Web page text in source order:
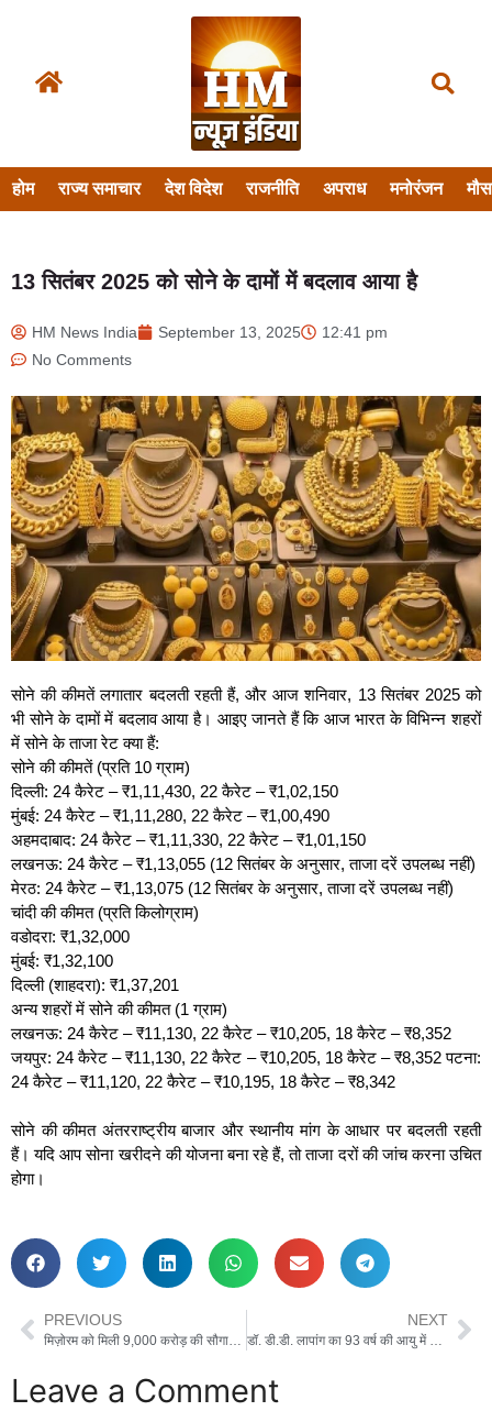
होम राज्य समाचार देश विदेश राजनीति अपराध मनोरंजन
13 सितंबर 2025 को सोने के दामों में बदलाव आया है
HM News India September 13, 2025
12:41 pm
No Comments
सोने की कीमतें लगातार बदलती रहती हैं, और आज शनिवार, 13 सितंबर 2025 को
भी सोने के दामों में बदलाव आया है। आइए जानते हैं कि आज भारत के विभिन्न शहरों
में सोने के ताजा रेट क्या हैं:
सोने की कीमतें (प्रति 10 ग्राम)
दिल्ली: 24 कैरेट – ₹1,11,430, 22 कैरेट – ₹1,02,150
मुंबई: 24 कैरेट – ₹1,11,280, 22 कैरेट – ₹1,00,490
अहमदाबाद: 24 कैरेट – ₹1,11,330, 22 कैरेट – ₹1,01,150
लखनऊ: 24 कैरेट – ₹1,13,055 (12 सितंबर के अनुसार, ताजा दरें उपलब्ध नहीं)
मेरठ: 24 कैरेट – ₹1,13,075 (12 सितंबर के अनुसार, ताजा दरें उपलब्ध नहीं)
चांदी की कीमत (प्रति किलोग्राम)
वडोदरा: ₹1,32,000
मुंबई: ₹1,32,100
दिल्ली (शाहदरा): ₹1,37,201
अन्य शहरों में सोने की कीमत (1 ग्राम)
लखनऊ: 24 कैरेट – ₹11,130, 22 कैरेट – ₹10,205, 18 कैरेट – ₹8,352
जयपुर: 24 कैरेट – ₹11,130, 22 कैरेट – ₹10,205, 18 कैरेट – ₹8,352 पटना:
24 कैरेट – ₹11,120, 22 कैरेट – ₹10,195, 18 कैरेट – ₹8,342
सोने की कीमत अंतरराष्ट्रीय बाजार और स्थानीय मांग के आधार पर बदलती रहती
हैं। यदि आप सोना खरीदने की योजना बना रहे हैं, तो ताजा दरों की जांच करना उचित
होगा।
PREVIOUS NEXT
Leave a Comment